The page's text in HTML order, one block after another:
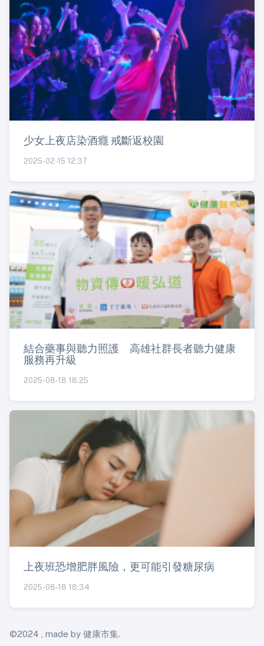
少女上夜店染酒癮 戒斷返校園
2025-02-15 12:37
結合藥事與聽力照護 高雄社群長者聽力健康
服務再升級
2025-08-18 18:25
上夜班恐增肥胖風險，更可能引發糖尿病
2025-08-18 18:34
©2024 , made by 健康市集.